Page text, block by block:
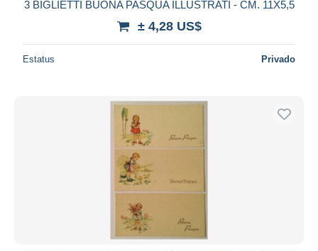
3 BIGLIETTI BUONA PASQUA ILLUSTRATI - CM. 11X5,5
± 4,28 US$
Estatus Privado